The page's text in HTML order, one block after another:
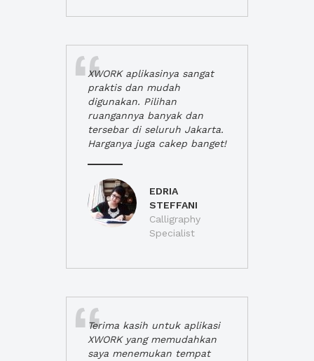
XWORK aplikasinya sangat
praktis dan mudah
digunakan. Pilihan
ruangannya banyak dan
tersebar di seluruh Jakarta.
Harganya juga cakep banget!
EDRIA
STEFFANI
Calligraphy
Specialist
Terima kasih untuk aplikasi
XWORK yang memudahkan
saya menemukan tempat